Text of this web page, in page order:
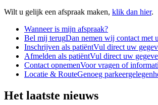
Wilt u gelijk een afspraak maken, klik dan hier.
Wanneer is mijn afspraak?
Bel mij terugDan nemen wij contact met
Inschrijven als patiëntVul direct uw
Afmelden als patiëntVul direct uw
Contact opnemenVoor vragen of
Locatie & RouteGenoeg
Het laatste nieuws